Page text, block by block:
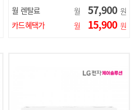
월 렌탈료 월 57,900 원
카드혜택가
월 15,900 원